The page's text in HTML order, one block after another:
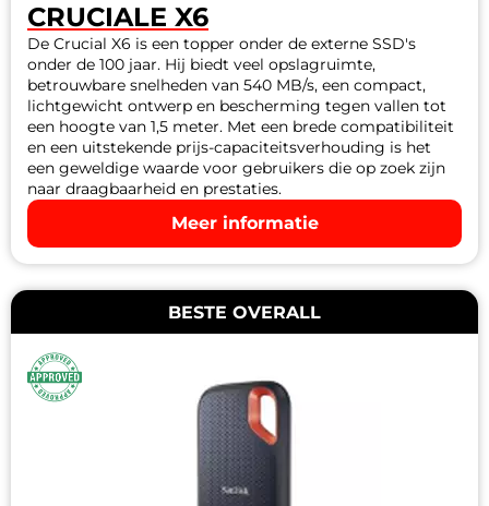
CRUCIALE X6
De Crucial X6 is een topper onder de externe SSD's
onder de 100 jaar. Hij biedt veel opslagruimte,
betrouwbare snelheden van 540 MB/s, een compact,
lichtgewicht ontwerp en bescherming tegen vallen tot
een hoogte van 1,5 meter. Met een brede compatibiliteit
en een uitstekende prijs-capaciteitsverhouding is het
een geweldige waarde voor gebruikers die op zoek zijn
naar draagbaarheid en prestaties.
Meer informatie
BESTE OVERALL